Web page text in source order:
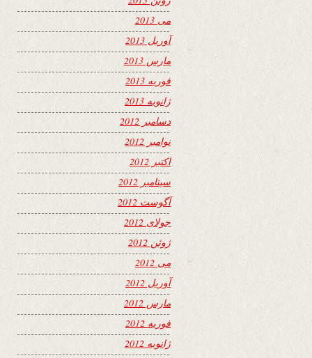
می 2013
آوریل 2013
مارس 2013
فوریه 2013
ژانویه 2013
دسامبر 2012
نوامبر 2012
اکتبر 2012
سپتامبر 2012
آگوست 2012
جولای 2012
ژوئن 2012
می 2012
آوریل 2012
مارس 2012
فوریه 2012
ژانویه 2012